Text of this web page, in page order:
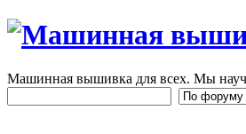
Машинная вышивка для всех. Мы